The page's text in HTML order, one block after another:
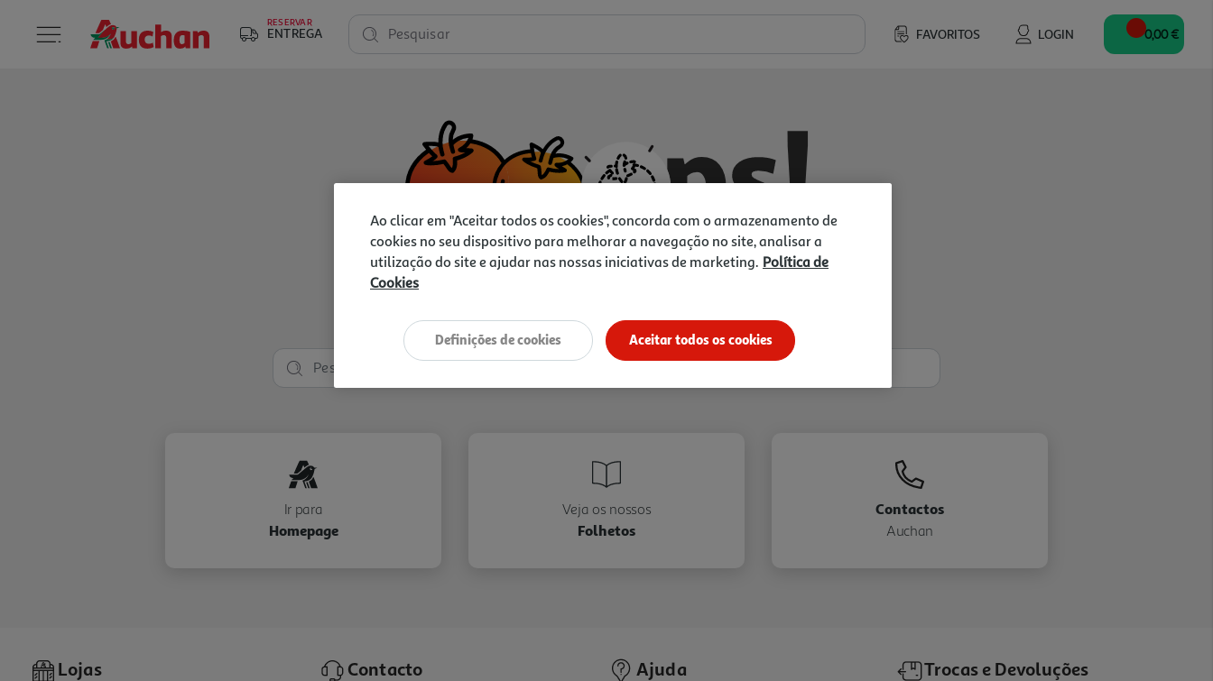
RESERVAR
ENTREGA FAVORITOS LOGIN
Pesquisar 0,00 €
Vamos tentar de novo?
Ir para
Homepage
Veja os nossos
Folhetos
Contactos
Auchan
Lojas Contacto Ajuda Trocas e Devoluções
Ao clicar em "Aceitar todos os cookies", concorda com o armazenamento de
cookies no seu dispositivo para melhorar a navegação no site, analisar a
utilização do site e ajudar nas nossas iniciativas de marketing. Política de
Cookies
Aceitar todos os cookies
Definições de cookies